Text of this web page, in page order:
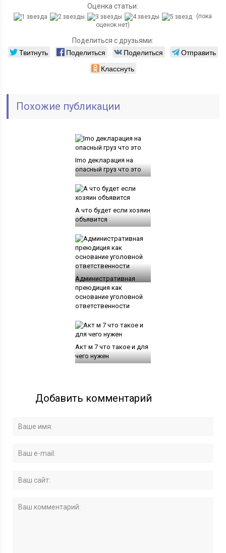
Оценка статьи:
(пока
оценок нет)
Поделиться с друзьями:
Твитнуть Поделиться Поделиться
Отправить
Класснуть
Похожие публикации
Imo декларация на
опасный груз что это
А что будет если хозяин
объявится
Административная
преюдиция как
основание уголовной
ответственности
Акт м 7 что такое и для
чего нужен
Добавить комментарий